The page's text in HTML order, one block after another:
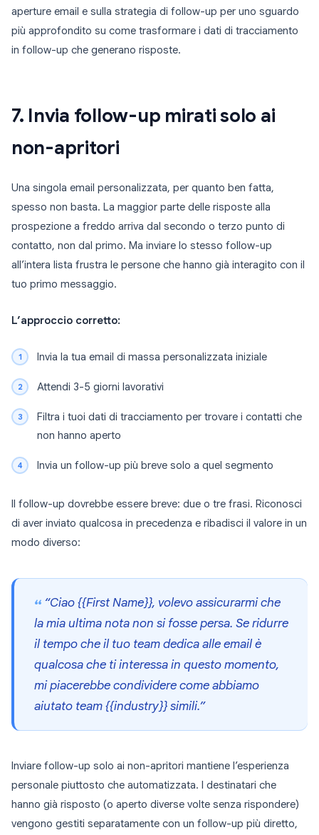
aperture email e sulla strategia di follow-up per uno sguardo
più approfondito su come trasformare i dati di tracciamento
in follow-up che generano risposte.
7. Invia follow-up mirati solo ai
non-apritori
Una singola email personalizzata, per quanto ben fatta,
spesso non basta. La maggior parte delle risposte alla
prospezione a freddo arriva dal secondo o terzo punto di
contatto, non dal primo. Ma inviare lo stesso follow-up
all’intera lista frustra le persone che hanno già interagito con il
tuo primo messaggio.
L’approccio corretto:
Invia la tua email di massa personalizzata iniziale
Attendi 3-5 giorni lavorativi
Filtra i tuoi dati di tracciamento per trovare i contatti che
non hanno aperto
Invia un follow-up più breve solo a quel segmento
Il follow-up dovrebbe essere breve: due o tre frasi. Riconosci
di aver inviato qualcosa in precedenza e ribadisci il valore in un
modo diverso:
“Ciao {{First Name}}, volevo assicurarmi che
la mia ultima nota non si fosse persa. Se ridurre
il tempo che il tuo team dedica alle email è
qualcosa che ti interessa in questo momento,
mi piacerebbe condividere come abbiamo
aiutato team {{industry}} simili.”
Inviare follow-up solo ai non-apritori mantiene l’esperienza
personale piuttosto che automatizzata. I destinatari che
hanno già risposto (o aperto diverse volte senza rispondere)
vengono gestiti separatamente con un follow-up più diretto,